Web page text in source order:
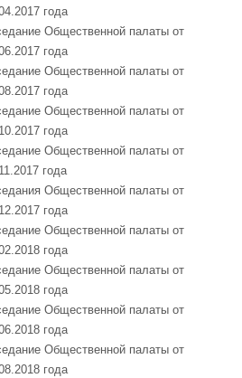
года
Общественной палаты от
года
Общественной палаты от
года
Общественной палаты от
года
Общественной палаты от
года
Общественной палаты от
года
Общественной палаты от
года
Общественной палаты от
года
Общественной палаты от
года
Общественной палаты от
года